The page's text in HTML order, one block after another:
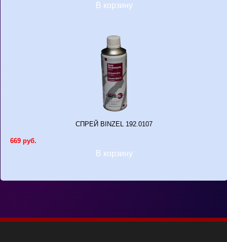
В корзину
СПРЕЙ BINZEL 192.0107
669 руб.
В корзину